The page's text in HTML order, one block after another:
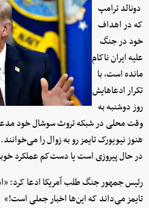
دونالد ترامپ
که در اهداف
خود در جنگ
علیه ایران ناکام
مانده است، با
تکرار ادعاهایش
روز دوشنبه به
وقت محلی در شبکه تروث سوشال خود
هنوز نیویورک تایمز رو به زوال را
در حال پیروزی است یا دست‌کم عملکرد
رئیس جمهور جنگ طلب آمریکا ادعا کرد:
تایمز می‌داند که این‌ها اخبار جعلی است!»